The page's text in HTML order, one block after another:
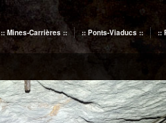
:: Mines-Carrières :: :: Ponts-Viaducs :: ::